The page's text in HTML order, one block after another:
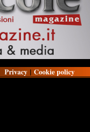
Privacy | Cookie policy